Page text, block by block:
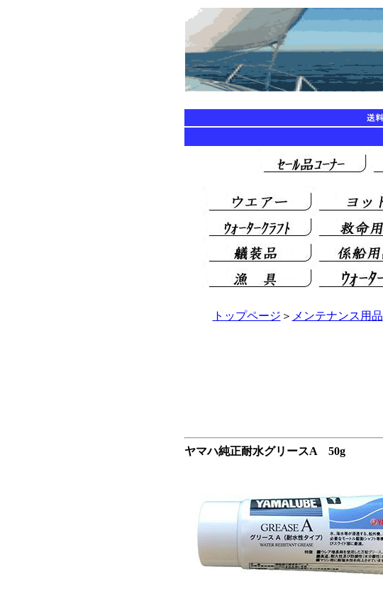
トップページ ＞ メンテナンス用品
ヤマハ純正耐水グリースA 50g